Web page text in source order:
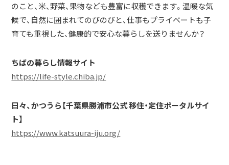
のこと、米、野菜、果物なども豊富に収穫できます。温暖な気
候で、自然に囲まれてのびのびと、仕事もプライベートも子
育ても重視した、健康的で安心な暮らしを送りませんか？
ちばの暮らし情報サイト
https://life-style.chiba.jp/
日々、かつうら【千葉県勝浦市公式 移住・定住ポータルサイ
ト】
https://www.katsuura-iju.org/